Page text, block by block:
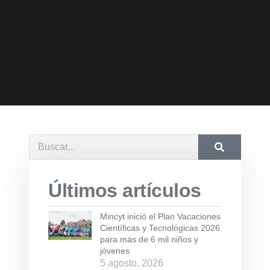
Últimos artículos
Mincyt inició el Plan Vacaciones
Científicas y Tecnológicas 2026
para más de 6 mil niños y
jóvenes
5 agosto, 2026